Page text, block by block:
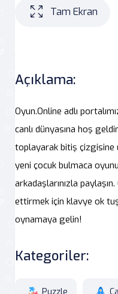
Tam Ekran
Açıklama:
Oyun.Online adlı
canlı dünyasına hoş
toplayarak bitiş çizgisine
yeni çocuk bulmaca
arkadaşlarınızla
ettirmek için klavye ok
oynamaya gelin!
Kategoriler:
Puzzle